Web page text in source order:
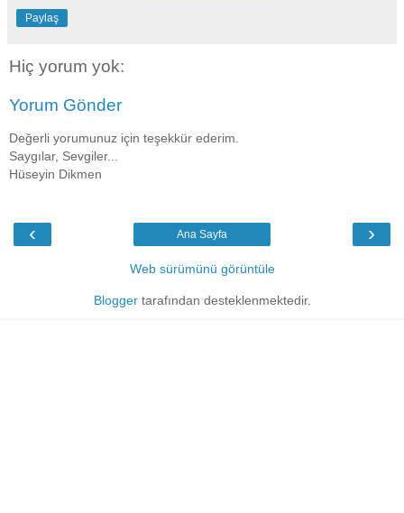
Paylaş
Hiç yorum yok:
Yorum Gönder
Değerli yorumunuz için teşekkür ederim.
Saygılar, Sevgiler...
Hüseyin Dikmen
‹ ›
Ana Sayfa
Web sürümünü görüntüle
Bloggertarafından desteklenmektedir.